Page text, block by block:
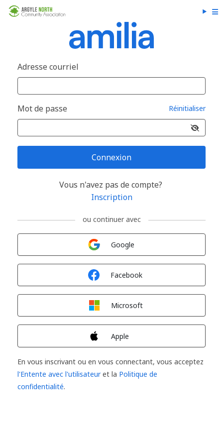
Adresse courriel
Mot de passe Réinitialiser
Connexion
Vous n'avez pas de compte?
Inscription
ou continuer avec
Google
Facebook
Microsoft
Apple
En vous inscrivant ou en vous connectant, vous acceptez
l'Entente avec l'utilisateuret la Politique de
confidentialité.